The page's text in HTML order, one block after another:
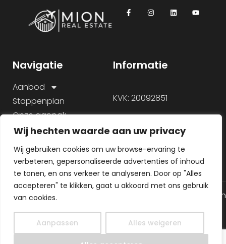
Wij hechten waarde aan uw privacy
Wij gebruiken cookies om uw browse-ervaring te
verbeteren, gepersonaliseerde advertenties of inhoud
te tonen, en ons verkeer te analyseren. Door op "Alles
accepteren" te klikken, gaat u akkoord met ons gebruik
van cookies.
Aanpassen Alles weigeren
Navigatie
Aanbod
Stappenplan
Onze aanpak
Over ons
Veelgestelde vragen
Informatie
KVK: 20092851
© 2026 Alle rechten gereserveerd
Algemene voorwaarden
Privacy Policy
MHS Media